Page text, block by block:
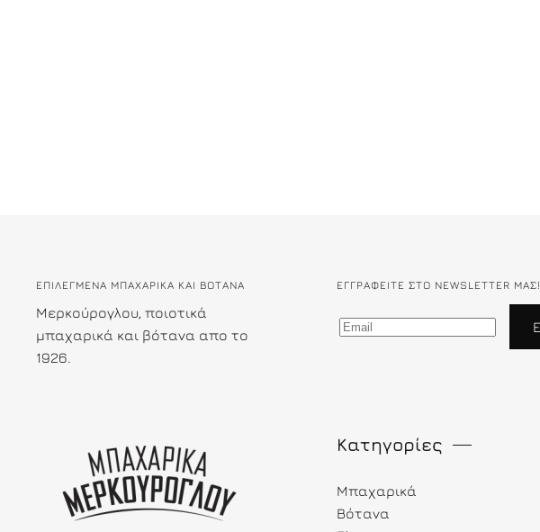
ΕΠΙΛΕΓΜΕΝΑ ΜΠΑΧΑΡΙΚΑ ΚΑΙ ΒΟΤΑΝΑ
Μερκούρογλου, ποιοτικά
μπαχαρικά και βότανα απο το
1926.
ΕΓΓΡΑΦΕΊΤΕ ΣΤΟ NEWSLETTER ΜΑΣ!
Κατηγορίες
Μπαχαρικά
Βότανα